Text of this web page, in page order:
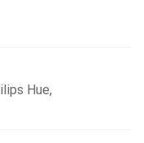
Geräten bei.
Hue,